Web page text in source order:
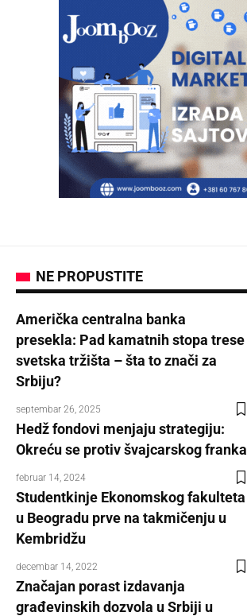
NE PROPUSTITE
Američka centralna banka
presekla: Pad kamatnih stopa trese
svetska tržišta – šta to znači za
Srbiju?
septembar 26, 2025
Hedž fondovi menjaju strategiju:
Okreću se protiv švajcarskog franka
februar 14, 2024
Studentkinje Ekonomskog fakulteta
u Beogradu prve na takmičenju u
Kembridžu
decembar 14, 2022
Značajan porast izdavanja
građevinskih dozvola u Srbiji u